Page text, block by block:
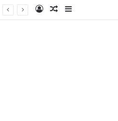
Log InArtigo Aleatório
Sidebar